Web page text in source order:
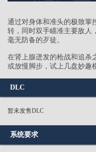
通过对身体和准头的极致掌
转，同时双手瞄准主要敌人
毫无防备的歹徒。
在肾上腺迸发的枪战和追杀
或放慢脚步，试上几盘妙趣
DLC
暂未发售DLC
系统要求